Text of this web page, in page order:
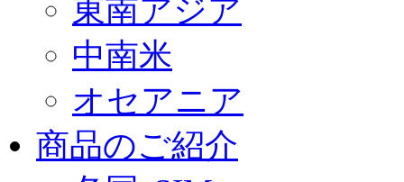
東南アジア
中南米
オセアニア
商品のご紹介